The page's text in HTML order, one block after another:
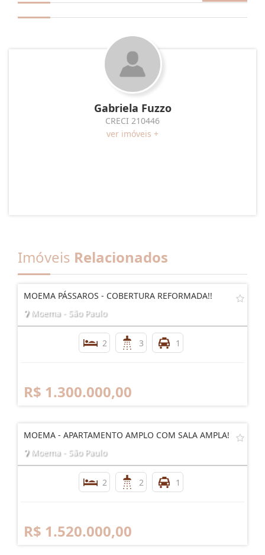
Gabriela Fuzzo
CRECI 210446
ver imóveis +
Imóveis Relacionados
MOEMA PÁSSAROS - COBERTURA REFORMADA!!
Moema - São Paulo
2 3 1
R$ 1.300.000,00
MOEMA - APARTAMENTO AMPLO COM SALA AMPLA!
Moema - São Paulo
2 2 1
R$ 1.520.000,00